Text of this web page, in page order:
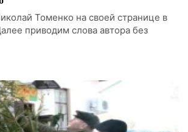
Томенко на своей странице в
приводим слова автора без